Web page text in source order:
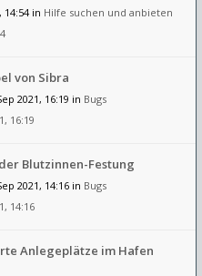
14:54 in Hilfe suchen und anbieten
von Sibra
2021, 16:19 in Bugs
16:19
Blutzinnen-Festung
2021, 14:16 in Bugs
14:16
Anlegeplätze im Hafen